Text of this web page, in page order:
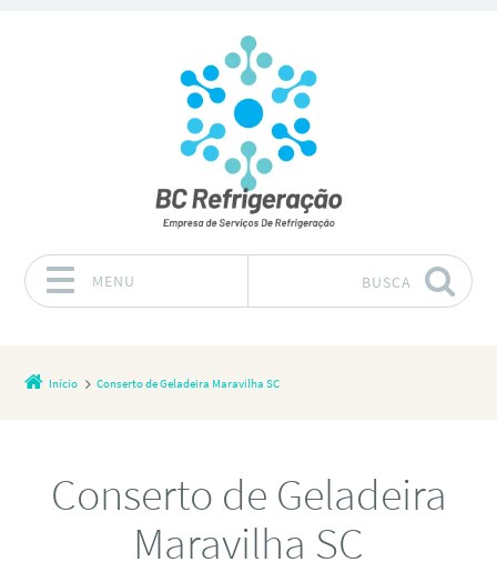
MENU BUSCA
Início Conserto de Geladeira Maravilha SC
Conserto de Geladeira
Maravilha SC